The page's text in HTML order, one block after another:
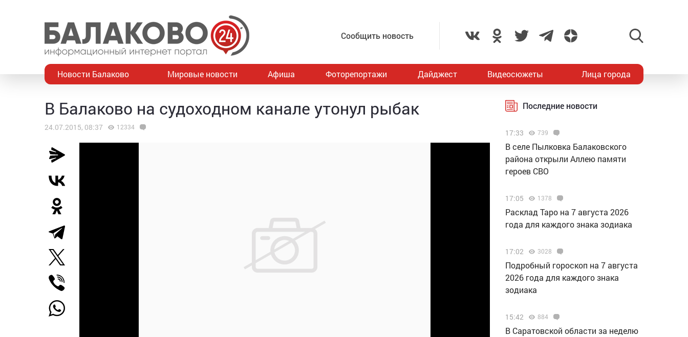
Сообщить новость
Новости Балаково Мировые новости Афиша Фоторепортажи Дайджест Видеосюжеты Лица города
В Балаково на судоходном канале утонул рыбак
24.07.2015, 08:37 12334
Последние новости
17:33 739
В селе Пылковка Балаковского
района открыли Аллею памяти
героев СВО
17:05 1378
Расклад Таро на 7 августа 2026
года для каждого знака зодиака
17:02 3028
Подробный гороскоп на 7 августа
2026 года для каждого знака
зодиака
15:42 884
В Саратовской области за неделю